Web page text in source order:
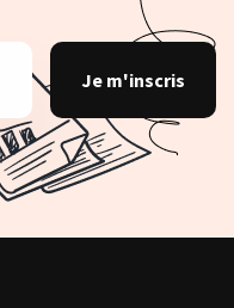
Je m'inscris